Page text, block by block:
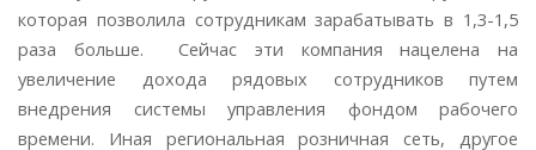
которая позволила сотрудникам зарабатывать в 1,3-1,5
раза больше. Сейчас эти компания нацелена на
увеличение дохода рядовых сотрудников путем
внедрения системы управления фондом рабочего
времени. Иная региональная розничная сеть, другое